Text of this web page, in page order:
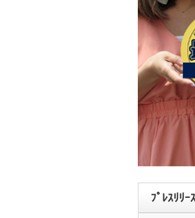
ﾌﾟﾚｽﾘﾘｰｽ